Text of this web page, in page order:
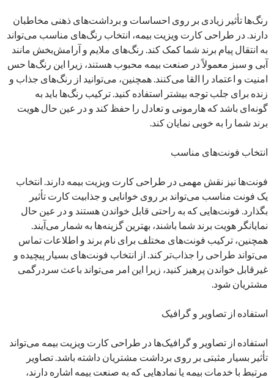
رنگ‌ها تأثیر زیادی بر روی احساسات و برداشت‌های ذهنی مخاطبان
دارند. در طراحی کارت ویزیت بیمه، انتخاب رنگ‌های مناسب می‌تواند
به انتقال پیام برند شما کمک کند. رنگ‌های ملایم و آرامش‌بخش مانند
آبی و سبز معمولاً در صنعت بیمه محبوب هستند، زیرا این رنگ‌ها حس
امنیت و اعتماد را القا می‌کنند. همچنین، می‌توانید از رنگ‌های جذاب و
زنده برای جلب توجه بیشتر استفاده کنید. ترکیب رنگ‌ها باید به
گونه‌ای باشد که هارمونی و تعادل را حفظ کند و در عین حال هویت
برند شما را به خوبی نمایان کند.
انتخاب فونت‌های مناسب
فونت‌ها نیز نقش مهمی در طراحی کارت ویزیت بیمه دارند. انتخاب
یک فونت مناسب می‌تواند بر روی خوانایی و جذابیت کارت تأثیر
بگذارد. فونت‌هایی که به راحتی قابل خواندن هستند و در عین حال
نمایانگر هویت برند شما باشند، بهترین گزینه‌ها به شمار می‌آیند.
همچنین، ترکیب فونت‌های مختلف برای نام برند و اطلاعات تماس
می‌تواند طراحی را جذاب‌تر کند. از انتخاب فونت‌های بسیار پیچیده و
غیرقابل خواندن پرهیز کنید، زیرا این امر می‌تواند باعث سردرگمی
مشتریان شود.
استفاده از تصاویر و گرافیک
استفاده از تصاویر و گرافیک‌ها در طراحی کارت ویزیت بیمه می‌تواند
تأثیر بسیار مثبتی بر روی برداشت مشتریان داشته باشد. تصاویر
مرتبط با خدمات بیمه یا نمادهایی که به صنعت بیمه اشاره دارند،